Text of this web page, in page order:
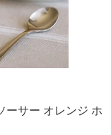
ーサー オレンジ ホ